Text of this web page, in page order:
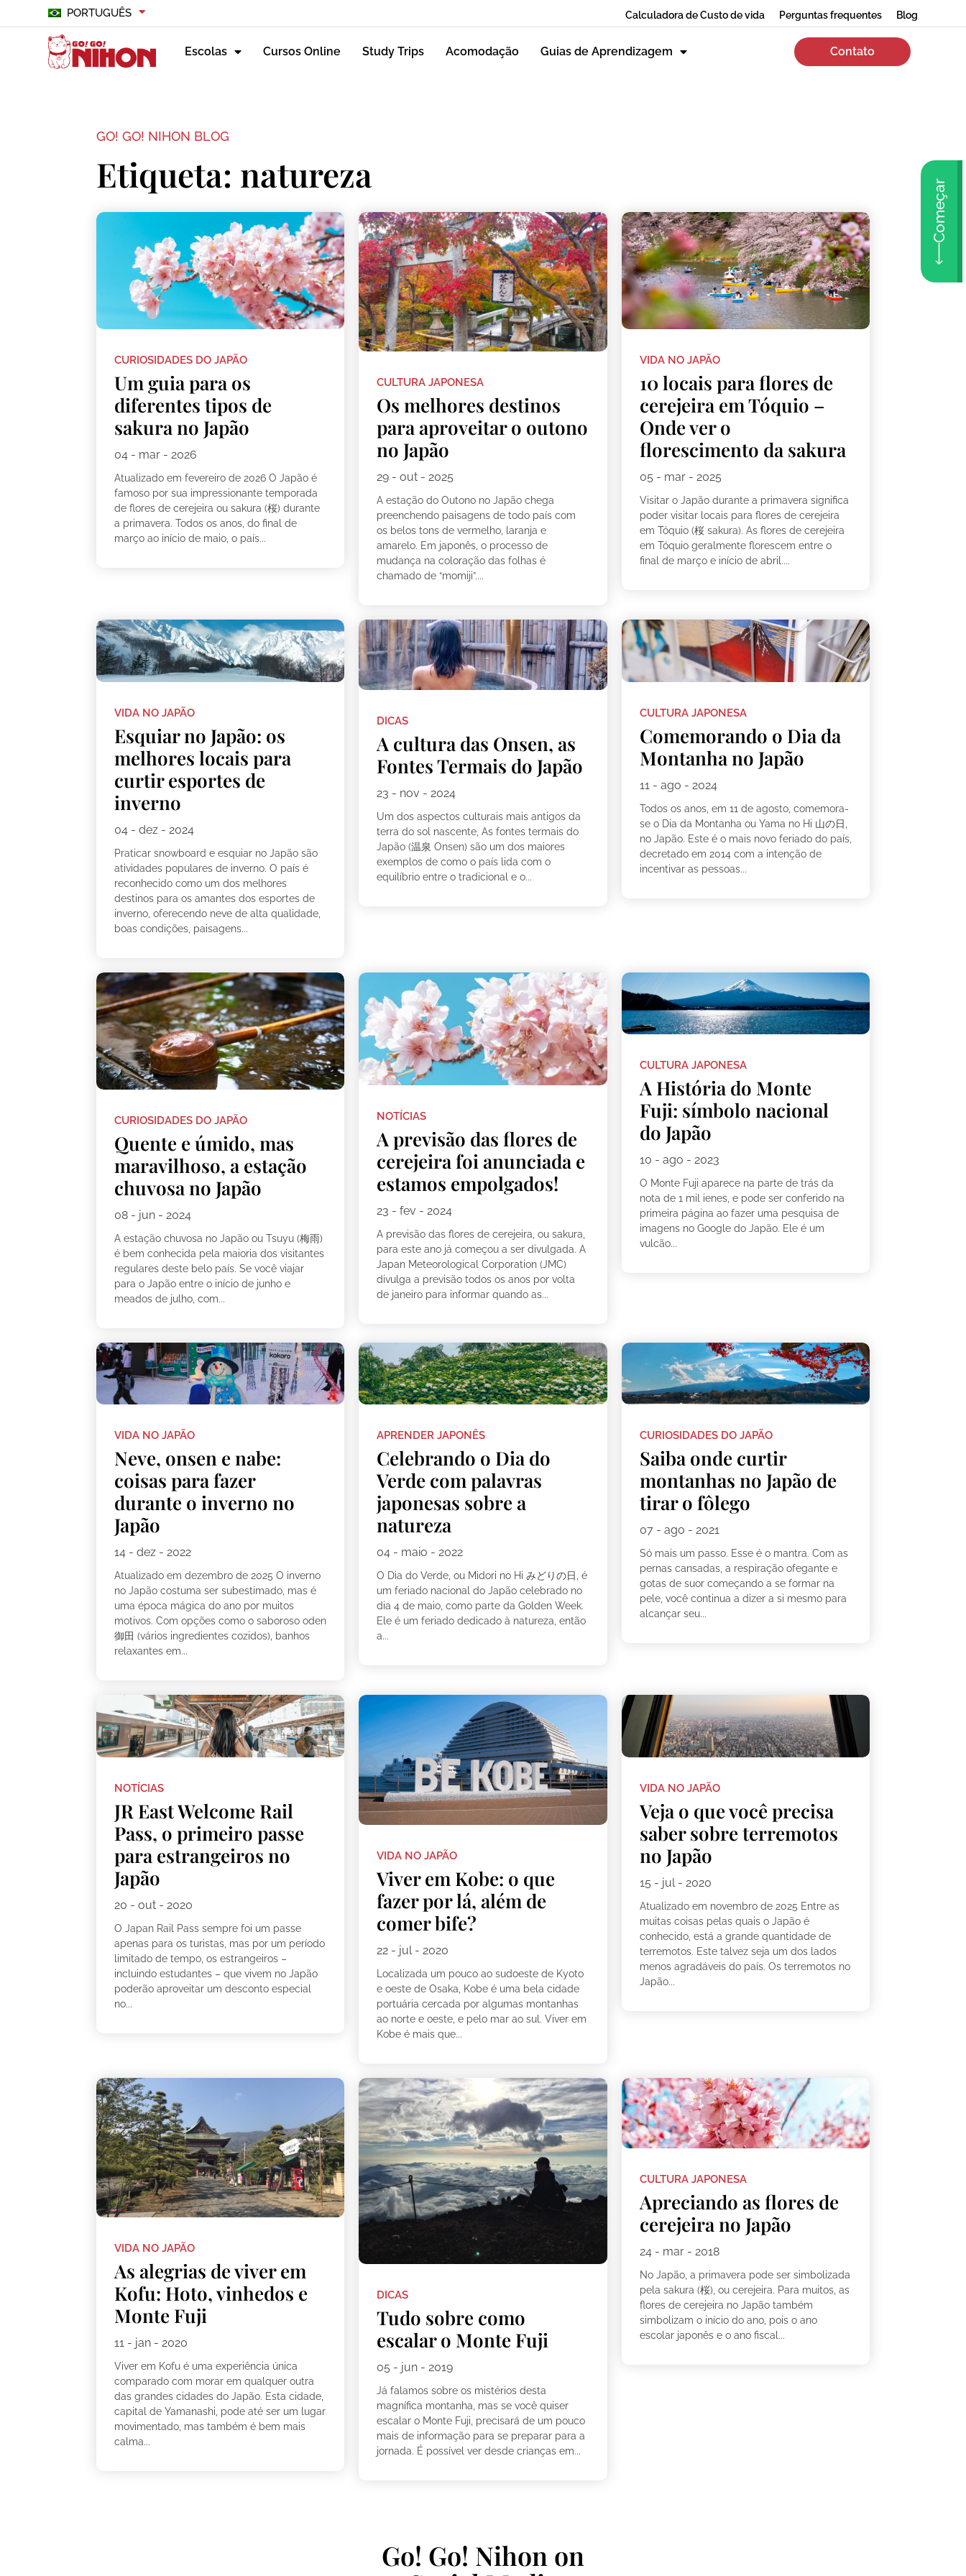
PORTUGUÊS Calculadora de Custo de vida Perguntas frequentes Blog
Escolas Cursos Online Study Trips Acomodação Guias de Aprendizagem Contato
Começar
GO! GO! NIHON BLOG
Etiqueta: natureza
CURIOSIDADES DO JAPÃO
Um guia para os
diferentes tipos de
sakura no Japão
04 - mar - 2026
Atualizado em fevereiro de 2026 O Japão é
famoso por sua impressionante temporada
de flores de cerejeira ou sakura (桜) durante
a primavera. Todos os anos, do final de
março ao início de maio, o país...
CULTURA JAPONESA
Os melhores destinos
para aproveitar o outono
no Japão
29 - out - 2025
A estação do Outono no Japão chega
preenchendo paisagens de todo país com
os belos tons de vermelho, laranja e
amarelo. Em japonês, o processo de
mudança na coloração das folhas é
chamado de “momiji”....
VIDA NO JAPÃO
10 locais para flores de
cerejeira em Tóquio –
Onde ver o
florescimento da sakura
05 - mar - 2025
Visitar o Japão durante a primavera significa
poder visitar locais para flores de cerejeira
em Tóquio (桜 sakura). As flores de cerejeira
em Tóquio geralmente florescem entre o
final de março e início de abril....
VIDA NO JAPÃO
Esquiar no Japão: os
melhores locais para
curtir esportes de
inverno
04 - dez - 2024
Praticar snowboard e esquiar no Japão são
atividades populares de inverno. O país é
reconhecido como um dos melhores
destinos para os amantes dos esportes de
inverno, oferecendo neve de alta qualidade,
boas condições, paisagens...
DICAS
A cultura das Onsen, as
Fontes Termais do Japão
23 - nov - 2024
Um dos aspectos culturais mais antigos da
terra do sol nascente, As fontes termais do
Japão (温泉 Onsen) são um dos maiores
exemplos de como o país lida com o
equilíbrio entre o tradicional e o...
CULTURA JAPONESA
Comemorando o Dia da
Montanha no Japão
11 - ago - 2024
Todos os anos, em 11 de agosto, comemora-
se o Dia da Montanha ou Yama no Hi 山の日,
no Japão. Este é o mais novo feriado do país,
decretado em 2014 com a intenção de
incentivar as pessoas...
CURIOSIDADES DO JAPÃO
Quente e úmido, mas
maravilhoso, a estação
chuvosa no Japão
08 - jun - 2024
A estação chuvosa no Japão ou Tsuyu (梅雨)
é bem conhecida pela maioria dos visitantes
regulares deste belo país. Se você viajar
para o Japão entre o início de junho e
meados de julho, com...
NOTÍCIAS
A previsão das flores de
cerejeira foi anunciada e
estamos empolgados!
23 - fev - 2024
A previsão das flores de cerejeira, ou sakura,
para este ano já começou a ser divulgada. A
Japan Meteorological Corporation (JMC)
divulga a previsão todos os anos por volta
de janeiro para informar quando as...
CULTURA JAPONESA
A História do Monte
Fuji: símbolo nacional
do Japão
10 - ago - 2023
O Monte Fuji aparece na parte de trás da
nota de 1 mil ienes, e pode ser conferido na
primeira página ao fazer uma pesquisa de
imagens no Google do Japão. Ele é um
vulcão...
VIDA NO JAPÃO
Neve, onsen e nabe:
coisas para fazer
durante o inverno no
Japão
14 - dez - 2022
Atualizado em dezembro de 2025 O inverno
no Japão costuma ser subestimado, mas é
uma época mágica do ano por muitos
motivos. Com opções como o saboroso oden
御田 (vários ingredientes cozidos), banhos
relaxantes em...
APRENDER JAPONÊS
Celebrando o Dia do
Verde com palavras
japonesas sobre a
natureza
04 - maio - 2022
O Dia do Verde, ou Midori no Hi みどりの日, é
um feriado nacional do Japão celebrado no
dia 4 de maio, como parte da Golden Week.
Ele é um feriado dedicado à natureza, então
a...
CURIOSIDADES DO JAPÃO
Saiba onde curtir
montanhas no Japão de
tirar o fôlego
07 - ago - 2021
Só mais um passo. Esse é o mantra. Com as
pernas cansadas, a respiração ofegante e
gotas de suor começando a se formar na
pele, você continua a dizer a si mesmo para
alcançar seu...
NOTÍCIAS
JR East Welcome Rail
Pass, o primeiro passe
para estrangeiros no
Japão
20 - out - 2020
O Japan Rail Pass sempre foi um passe
apenas para os turistas, mas por um período
limitado de tempo, os estrangeiros –
incluindo estudantes – que vivem no Japão
poderão aproveitar um desconto especial
no...
VIDA NO JAPÃO
Viver em Kobe: o que
fazer por lá, além de
comer bife?
22 - jul - 2020
Localizada um pouco ao sudoeste de Kyoto
e oeste de Osaka, Kobe é uma bela cidade
portuária cercada por algumas montanhas
ao norte e oeste, e pelo mar ao sul. Viver em
Kobe é mais que...
VIDA NO JAPÃO
Veja o que você precisa
saber sobre terremotos
no Japão
15 - jul - 2020
Atualizado em novembro de 2025 Entre as
muitas coisas pelas quais o Japão é
conhecido, está a grande quantidade de
terremotos. Este talvez seja um dos lados
menos agradáveis do país. Os terremotos no
Japão...
VIDA NO JAPÃO
As alegrias de viver em
Kofu: Hoto, vinhedos e
Monte Fuji
11 - jan - 2020
Viver em Kofu é uma experiência única
comparado com morar em qualquer outra
das grandes cidades do Japão. Esta cidade,
capital de Yamanashi, pode até ser um lugar
movimentado, mas também é bem mais
calma...
DICAS
Tudo sobre como
escalar o Monte Fuji
05 - jun - 2019
Já falamos sobre os mistérios desta
magnífica montanha, mas se você quiser
escalar o Monte Fuji, precisará de um pouco
mais de informação para se preparar para a
jornada. É possível ver desde crianças em...
CULTURA JAPONESA
Apreciando as flores de
cerejeira no Japão
24 - mar - 2018
No Japão, a primavera pode ser simbolizada
pela sakura (桜), ou cerejeira. Para muitos, as
flores de cerejeira no Japão também
simbolizam o início do ano, pois o ano
escolar japonês e o ano fiscal...
Go! Go! Nihon on